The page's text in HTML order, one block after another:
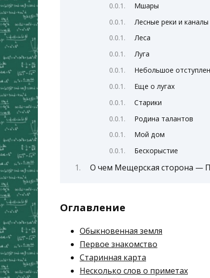
Мшары
Лесные реки и каналы
Леса
Луга
Небольшое
Еще о лугах
Старики
Родина талантов
Мой дом
Бескорыстие
О чем Мещерская сторона —
Оглавление
Обыкновенная земля
Первое знакомство
Старинная карта
Несколько слов о приметах